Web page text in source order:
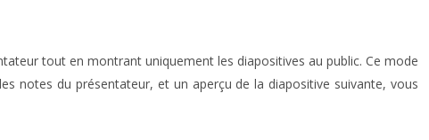
tout en montrant uniquement les diapositives au public. Ce mode
notes du présentateur, et un aperçu de la diapositive suivante, vous